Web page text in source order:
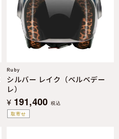
取寄せ
Ruby
シルバー レイク（ベルベデー
レ）
¥ 191,400 税込